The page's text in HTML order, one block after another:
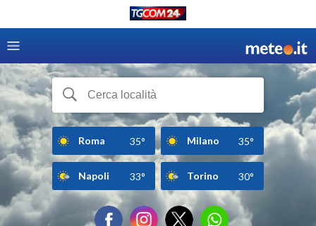
Roma 35° Milano 35°
Napoli 33° Torino 30°